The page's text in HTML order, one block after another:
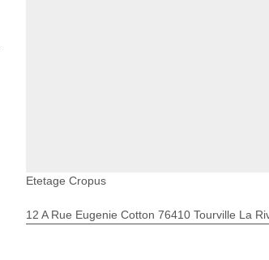
Etetage Cropus
12 A Rue Eugenie Cotton 76410 Tourville La